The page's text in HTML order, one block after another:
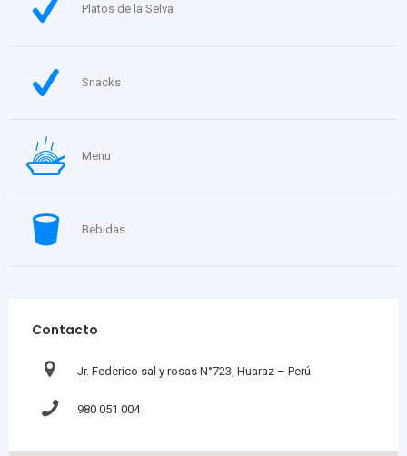
Platos de la Selva
Snacks
Menu
Bebidas
Contacto
Jr. Federico sal y rosas N°723, Huaraz – Perú
980 051 004